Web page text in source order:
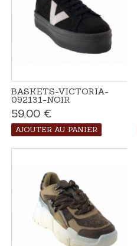
BASKETS-VICTORIA-
092131-NOIR
59,00 €
AJOUTER AU PANIER